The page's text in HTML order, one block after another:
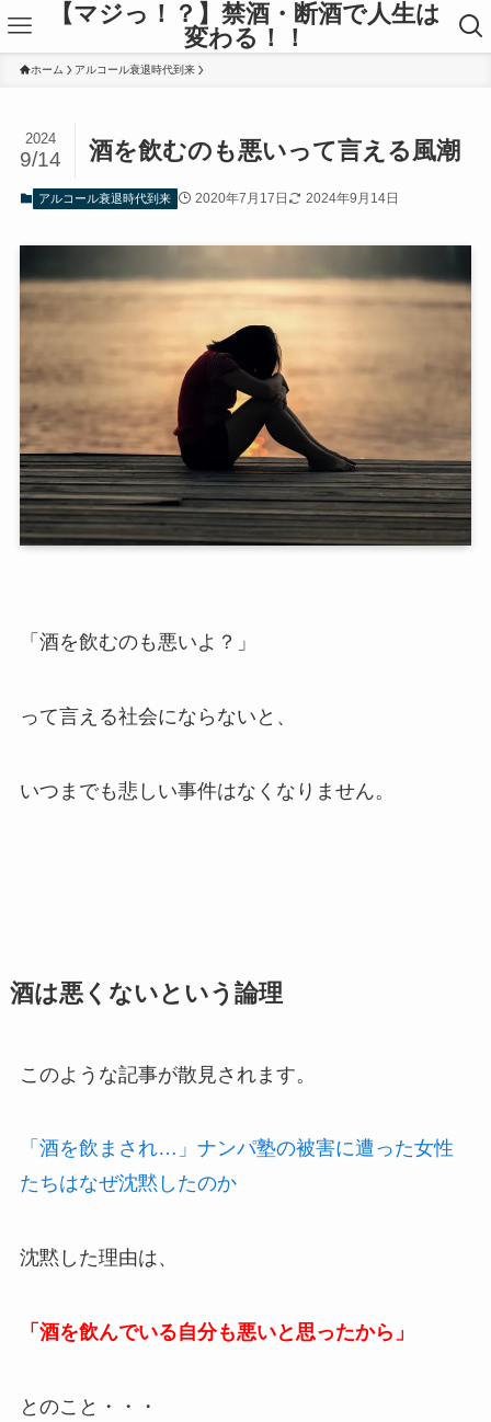
【マジっ！？】禁酒・断酒で人生は
変わる！！
ホーム アルコール衰退時代到来
酒を飲むのも悪いって言える風潮
2024
9/14
アルコール衰退時代到来 2020年7月17日 2024年9月14日
「酒を飲むのも悪いよ？」
って言える社会にならないと、
いつまでも悲しい事件はなくなりません。
酒は悪くないという論理
このような記事が散見されます。
「酒を飲まされ…」ナンパ塾の被害に遭った女性
たちはなぜ沈黙したのか
沈黙した理由は、
「酒を飲んでいる自分も悪いと思ったから」
とのこと・・・